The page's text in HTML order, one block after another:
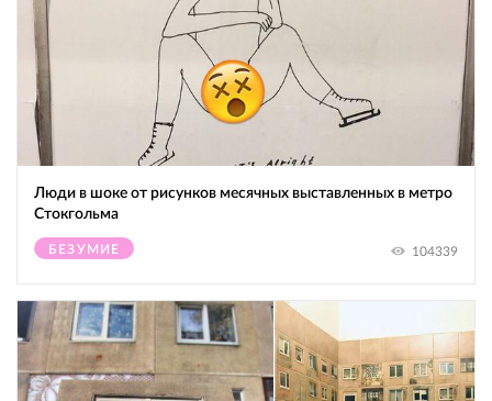
Люди в шоке от рисунков месячных выставленных в метро
Стокгольма
БЕЗУМИЕ 104339